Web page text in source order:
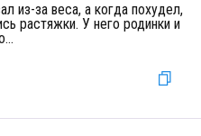
из-за веса, а когда похудел,
растяжки. У него родинки и
...